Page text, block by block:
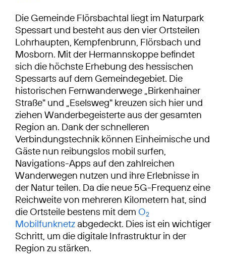
Die Gemeinde Flörsbachtal liegt im Naturpark
Spessart und besteht aus den vier Ortsteilen
Lohrhaupten, Kempfenbrunn, Flörsbach und
Mosborn. Mit der Hermannskoppe befindet
sich die höchste Erhebung des hessischen
Spessarts auf dem Gemeindegebiet. Die
historischen Fernwanderwege „Birkenhainer
Straße" und „Eselsweg" kreuzen sich hier und
ziehen Wanderbegeisterte aus der gesamten
Region an. Dank der schnelleren
Verbindungstechnik können Einheimische und
Gäste nun reibungslos mobil surfen,
Navigations-Apps auf den zahlreichen
Wanderwegen nutzen und ihre Erlebnisse in
der Natur teilen. Da die neue 5G-Frequenz eine
Reichweite von mehreren Kilometern hat, sind
die Ortsteile bestens mit dem O2
Mobilfunknetz abgedeckt. Dies ist ein wichtiger
Schritt, um die digitale Infrastruktur in der
Region zu stärken.